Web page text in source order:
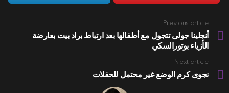
more
Previous article
أنجلينا جولى تتجول مع أطفالها بعد ارتباط براد بيت بعارضة
الأزياء بوتورالسكي
Next article
نجوى كرم الوضع غير محتمل للحفلات